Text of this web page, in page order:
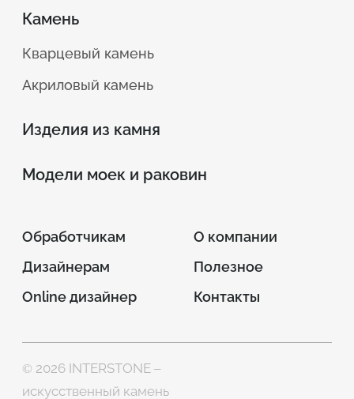
Камень
Кварцевый камень
Акриловый камень
Изделия из камня
Модели моек и раковин
Обработчикам
Дизайнерам
Online дизайнер
О компании
Полезное
Контакты
© 2026 INTERSTONE –
искусственный камень